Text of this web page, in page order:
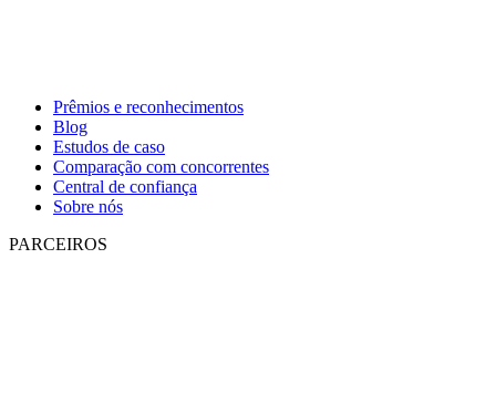
Prêmios e reconhecimentos
Blog
Estudos de caso
Comparação com concorrentes
Central de confiança
Sobre nós
PARCEIROS